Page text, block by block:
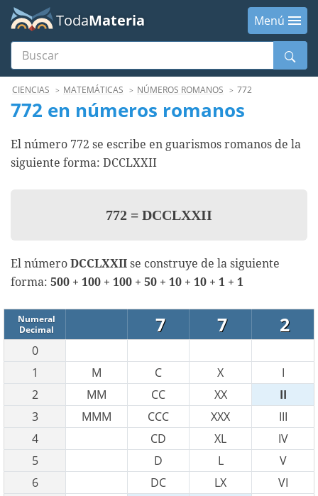
TodaMateria
Menú
Buscar
MenúCIENCIAS MATEMÁTICAS NÚMEROS ROMANOS 772
772 en números romanos
El número 772 se escribe en guarismos romanos de la
siguiente forma: DCCLXXII
772 = DCCLXXII
El número DCCLXXII se construye de la siguiente
forma: 500 + 100 + 100 + 50 + 10 + 10 + 1 + 1
Numeral
Decimal
7 7 2
0
1
M C X
I
2
MM CC XX
II
3
MMM CCC XXX
III
4
CD XL
IV
5
D L
V
6
DC LX
VI